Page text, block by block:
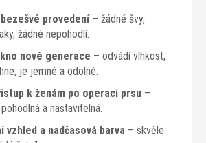
provedení– žádné švy,
žádné nepohodlí.
nové generace – odvádí vlhkost,
je jemné a odolné.
k ženám po operaci prsu –
a nastavitelná.
vzhled a nadčasová barva – skvěle